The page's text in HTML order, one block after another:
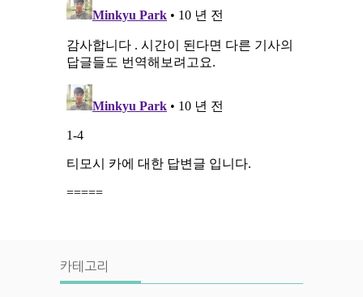
카테고리